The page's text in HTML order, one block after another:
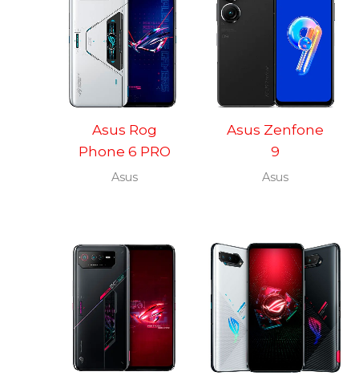
Asus Rog
Phone 6 PRO
Asus
Asus Zenfone
9
Asus